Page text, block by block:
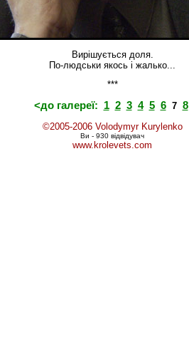
Вирішується доля.
По-людськи якось і жалько...
***
<до галереї: 1 2 3 4 5 67 8
©2005-2006 Volodymyr Kurylenko
Ви - 930 відвідувач
www.krolevets.com